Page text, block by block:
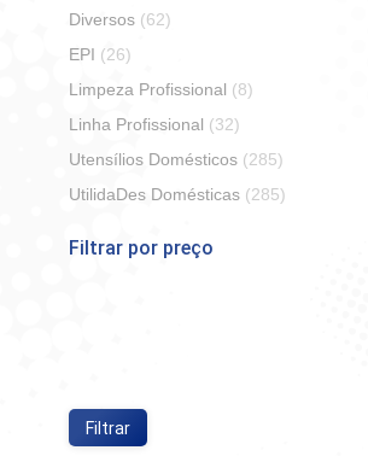
Diversos (62)
EPI (26)
Limpeza Profissional (8)
Linha Profissional (32)
Utensílios Domésticos (285)
UtilidaDes Domésticas (285)
Filtrar por preço
Filtrar